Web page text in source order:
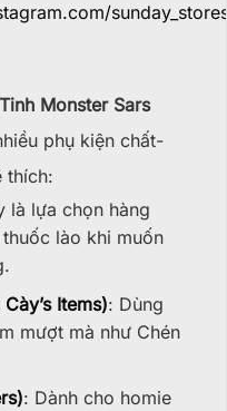
Monster Sars
phụ kiện chất-
thích:
là lựa chọn hàng
lào khi muốn
Items): Dùng
mượt mà như Chén
: Dành cho homie